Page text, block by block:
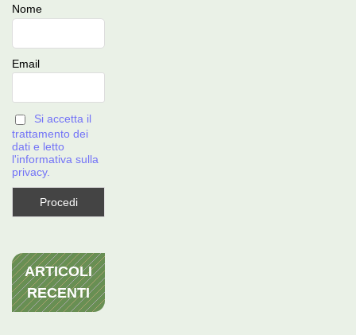
Nome
Email
Si accetta il
trattamento dei
dati e letto
l'informativa sulla
privacy.
ARTICOLI
RECENTI